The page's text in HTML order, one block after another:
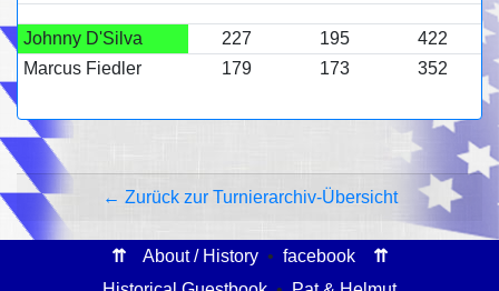
Johnny D'Silva 227 195
422
Marcus Fiedler
179 173 352
← Zurück zur Turnierarchiv-Übersicht
⇈ About / History • facebook
⇈